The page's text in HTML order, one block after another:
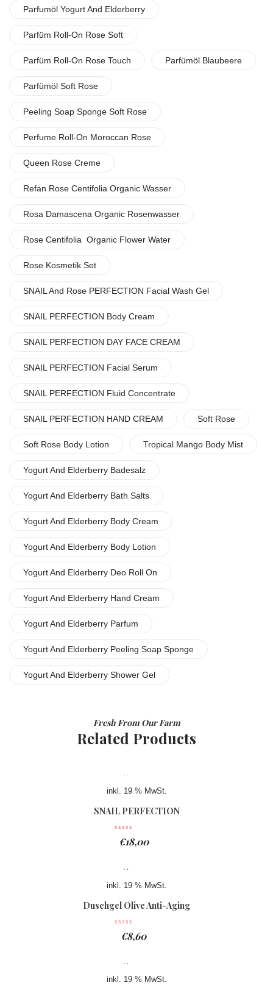
Parfumöl Yogurt And Elderberry
Parfüm Roll-On Rose Soft
Parfüm Roll-On Rose Touch Parfümöl Blaubeere
Parfümöl Soft Rose
Peeling Soap Sponge Soft Rose
Perfume Roll-On Moroccan Rose
Queen Rose Creme
Refan Rose Centifolia Organic Wasser
Rosa Damascena Organic Rosenwasser
Rose Centifolia Organic Flower Water
Rose Kosmetik Set
SNAIL And Rose PERFECTION Facial Wash Gel
SNAIL PERFECTION Body Cream
SNAIL PERFECTION DAY FACE CREAM
SNAIL PERFECTION Facial Serum
SNAIL PERFECTION Fluid Concentrate
SNAIL PERFECTION HAND CREAM Soft Rose
Soft Rose Body Lotion Tropical Mango Body Mist
Yogurt And Elderberry Badesalz
Yogurt And Elderberry Bath Salts
Yogurt And Elderberry Body Cream
Yogurt And Elderberry Body Lotion
Yogurt And Elderberry Deo Roll On
Yogurt And Elderberry Hand Cream
Yogurt And Elderberry Parfum
Yogurt And Elderberry Peeling Soap Sponge
Yogurt And Elderberry Shower Gel
Related Products
Fresh From Our Farm
inkl. 19 % MwSt.
SNAIL PERFECTION
€18,00
inkl. 19 % MwSt.
Duschgel Olive Anti-Aging
€8,60
inkl. 19 % MwSt.